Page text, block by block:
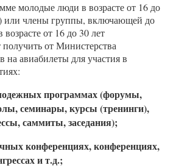
молодые люди в возрасте от 16 до
или члены группы, включающей до
от 16 до 30 лет
от Министерства
на авиабилеты для участия в
программах (форумы,
семинары, курсы (тренинги),
саммиты, заседания);
конференциях, конференциях,
и т.д.;